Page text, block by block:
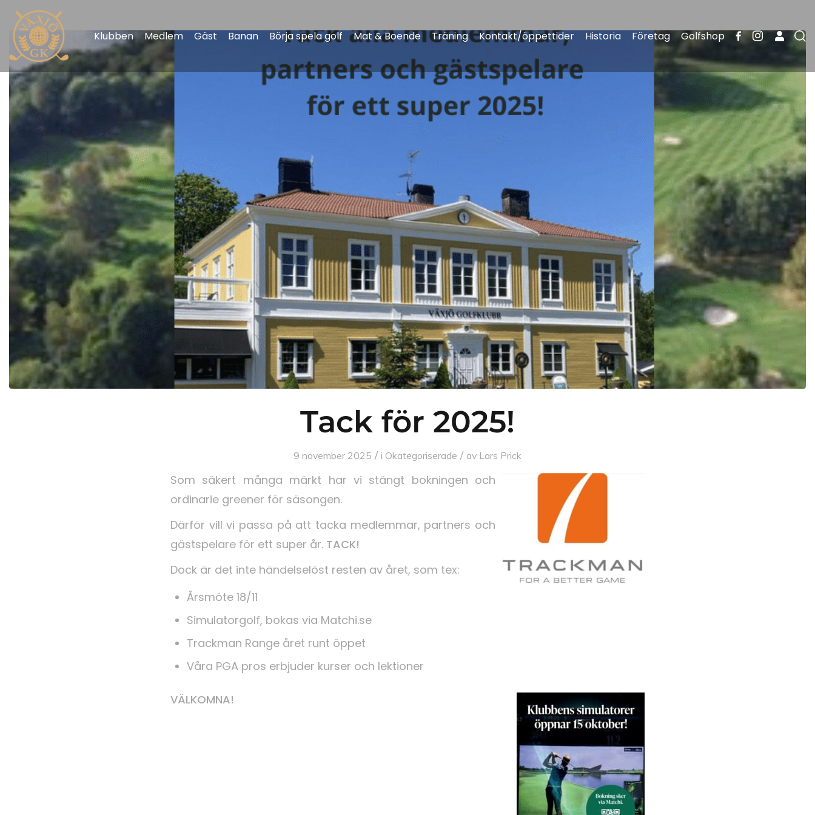
Klubben Medlem Gäst Banan Börja spela golf Mat & Boende Träning Kontakt/öppettider Historia Företag Golfshop
Tack för 2025!
9 november 2025 / i Okategoriserade / av Lars Prick
Som säkert många märkt har vi stängt bokningen och
ordinarie greener för säsongen.
Därför vill vi passa på att tacka medlemmar, partners och
gästspelare för ett super år. TACK!
Dock är det inte händelselöst resten av året, som tex:
Årsmöte 18/11
Simulatorgolf, bokas via Matchi.se
Trackman Range året runt öppet
Våra PGA pros erbjuder kurser och lektioner
VÄLKOMNA!